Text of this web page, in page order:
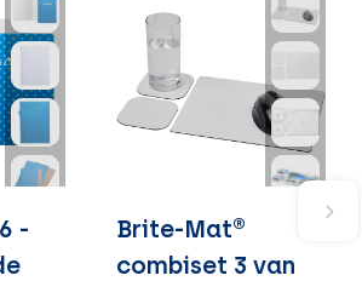
-
Brite-Mat®
combiset 3 van